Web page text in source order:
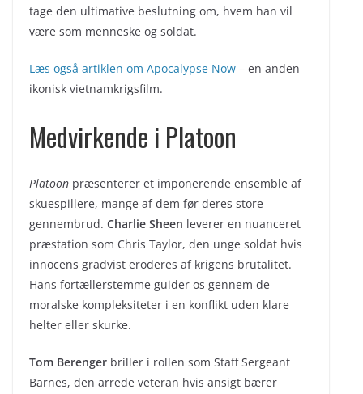
tage den ultimative beslutning om, hvem han vil
være som menneske og soldat.
Læs også artiklen om Apocalypse Now – en anden
ikonisk vietnamkrigsfilm.
Medvirkende i Platoon
Platoon præsenterer et imponerende ensemble af
skuespillere, mange af dem før deres store
gennembrud. Charlie Sheen leverer en nuanceret
præstation som Chris Taylor, den unge soldat hvis
innocens gradvist eroderes af krigens brutalitet.
Hans fortællerstemme guider os gennem de
moralske kompleksiteter i en konflikt uden klare
helter eller skurke.
Tom Berenger briller i rollen som Staff Sergeant
Barnes, den arrede veteran hvis ansigt bærer